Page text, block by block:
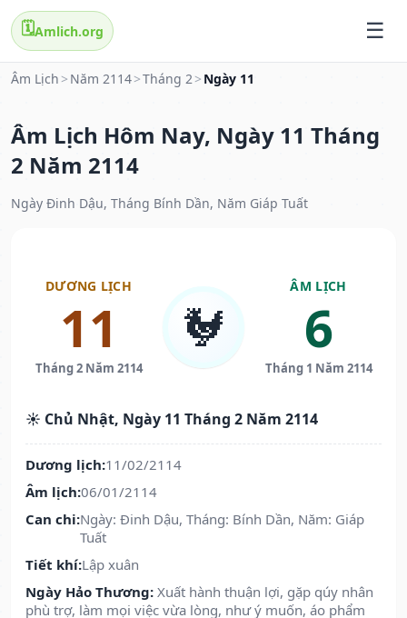
🗓️Amlich.org
Âm Lịch > Năm 2114>Tháng 2> Ngày 11
Âm Lịch Hôm Nay, Ngày 11 Tháng
2 Năm 2114
Ngày Đinh Dậu, Tháng Bính Dần, Năm Giáp Tuất
DƯƠNG LỊCH
11
Tháng 2 Năm 2114
🐓
ÂM LỊCH
6
Tháng 1 Năm 2114
☀️ Chủ Nhật, Ngày 11 Tháng 2 Năm 2114
Dương lịch:11/02/2114
Âm lịch:06/01/2114
Can chi:Ngày: Đinh Dậu, Tháng: Bính Dần, Năm: Giáp
Tuất
Tiết khí:Lập xuân
Ngày Hảo Thương: Xuất hành thuận lợi, gặp qúy nhân
phù trợ, làm mọi việc vừa lòng, như ý muốn, áo phẩm